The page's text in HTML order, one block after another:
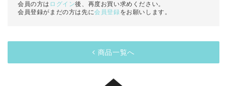
会員の方は ログイン後、再度お買い求めください。
会員登録がまだの方は先に会員登録をお願いします。
商品一覧へ